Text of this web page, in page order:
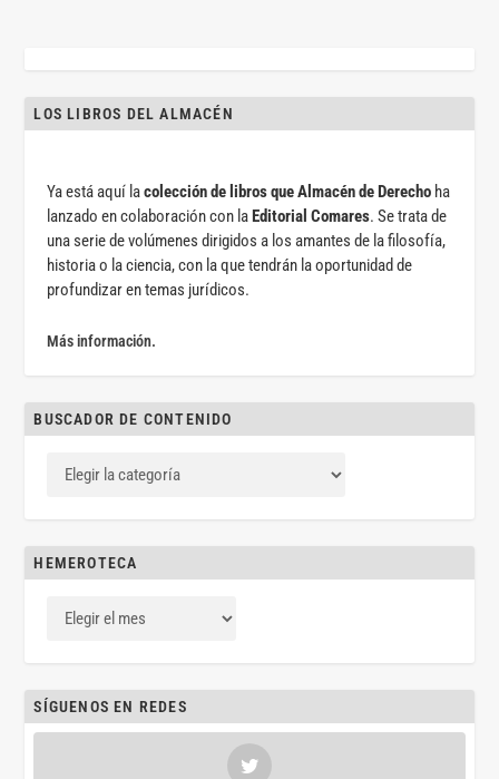
LOS LIBROS DEL ALMACÉN
Ya está aquí lacolección de libros que Almacén de Derecho ha
lanzado en colaboración con laEditorial Comares. Se trata de
una serie de volúmenes dirigidos a los amantes de la filosofía,
historia o la ciencia, con la que tendrán la oportunidad de
profundizar en temas jurídicos.
Más información.
BUSCADOR DE CONTENIDO
HEMEROTECA
SÍGUENOS EN REDES